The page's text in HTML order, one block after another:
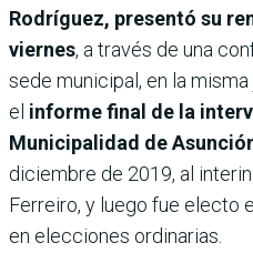
Rodríguez, presentó su
viernes, a través de una
sede municipal, en la
el informe final de la
Municipalidad de
diciembre de 2019, al
Ferreiro, y luego fue electo
en elecciones ordinarias.